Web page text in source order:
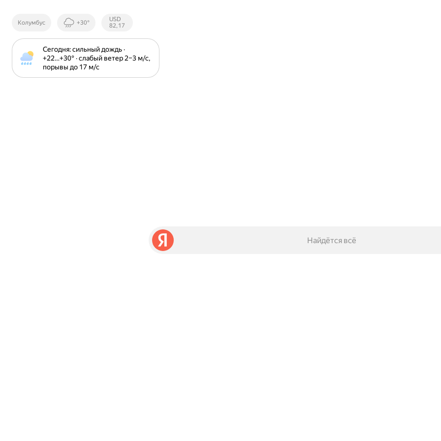
Колумбус +30°
Курсы ЦБ
РФ
USD
82,17
Сегодня: сильный дождь ·
+22⁠…⁠+30⁠° · слабый ветер 2⁠–⁠3 м⁠/⁠с,
порывы до 17 м⁠/⁠с